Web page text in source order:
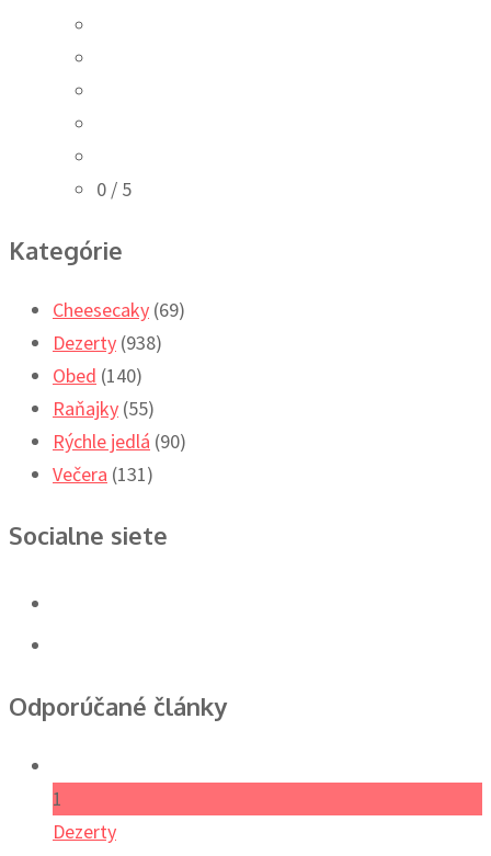
0 / 5
Kategórie
Cheesecaky (69)
Dezerty (938)
Obed (140)
Raňajky (55)
Rýchle jedlá (90)
Večera (131)
Socialne siete
Odporúčané články
1
Dezerty